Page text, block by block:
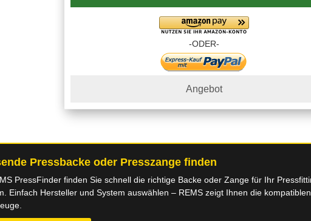
-ODER-
Angebot
Pressbacke oder Presszange finden
PressFinder finden Sie schnell die richtige Backe oder Zange für Ihr
Einfach Hersteller und System auswählen – REMS zeigt Ihnen die kompatiblen